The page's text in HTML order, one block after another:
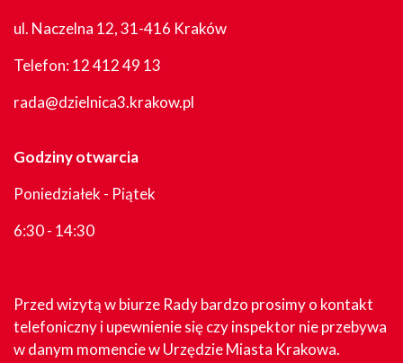
ul. Naczelna 12, 31-416 Kraków
Telefon:12 412 49 13
rada@dzielnica3.krakow.pl
Godziny otwarcia
Poniedziałek - Piątek
6:30 - 14:30
Przed wizytą w biurze Rady bardzo prosimy o kontakt
telefoniczny i upewnienie się czy inspektor nie przebywa
w danym momencie w Urzędzie Miasta Krakowa.